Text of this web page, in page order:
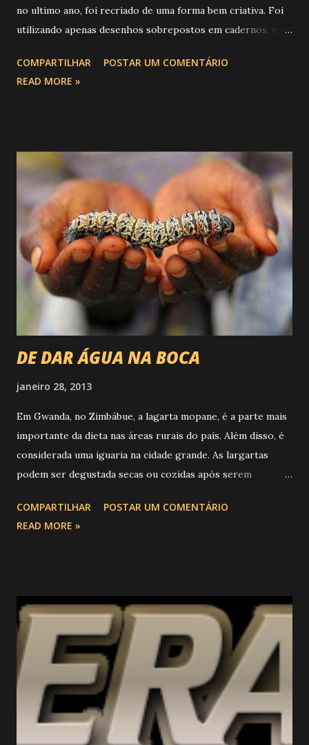
no ultimo ano, foi recriado de uma forma bem criativa. Foi
utilizando apenas desenhos sobrepostos em cadernos, em
“flipbook”. Confira:
COMPARTILHAR
POSTAR UM COMENTÁRIO
READ MORE »
DE DAR ÁGUA NA BOCA
janeiro 28, 2013
Em Gwanda, no Zimbábue, a lagarta mopane, é a parte mais
importante da dieta nas áreas rurais do país. Além disso, é
considerada uma iguaria na cidade grande. As largartas
podem ser degustada secas ou cozidas após serem
esqueça. Quando for ao Zimbábue não pode deixar de prove
dessa iguaria.
COMPARTILHAR
POSTAR UM COMENTÁRIO
READ MORE »